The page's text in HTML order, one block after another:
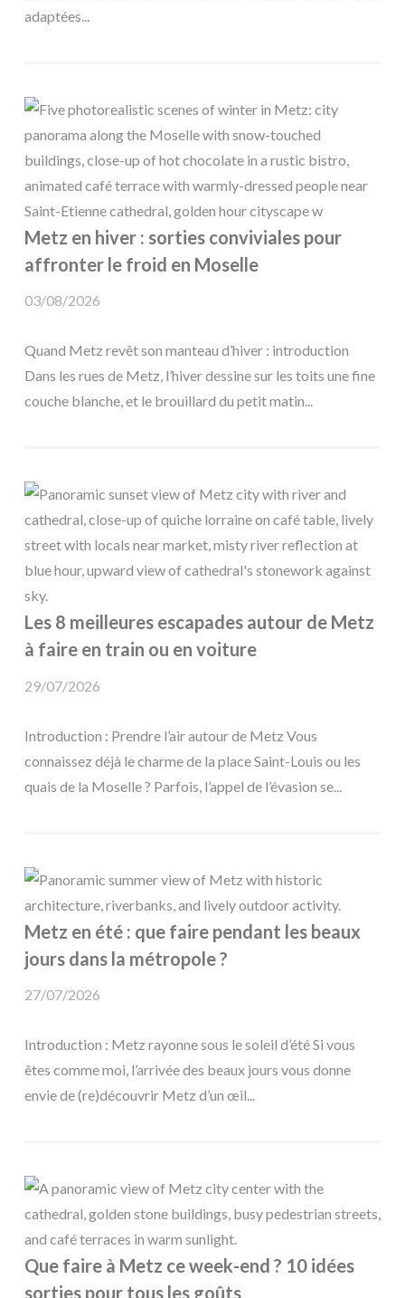
adaptées...
Metz en hiver : sorties conviviales pour
affronter le froid en Moselle
03/08/2026
Quand Metz revêt son manteau d’hiver : introduction
Dans les rues de Metz, l’hiver dessine sur les toits une fine
couche blanche, et le brouillard du petit matin...
Les 8 meilleures escapades autour de Metz
à faire en train ou en voiture
29/07/2026
Introduction : Prendre l’air autour de Metz Vous
connaissez déjà le charme de la place Saint-Louis ou les
quais de la Moselle ? Parfois, l’appel de l’évasion se...
Metz en été : que faire pendant les beaux
jours dans la métropole ?
27/07/2026
Introduction : Metz rayonne sous le soleil d’été Si vous
êtes comme moi, l’arrivée des beaux jours vous donne
envie de (re)découvrir Metz d’un œil...
Que faire à Metz ce week-end ? 10 idées
sorties pour tous les goûts